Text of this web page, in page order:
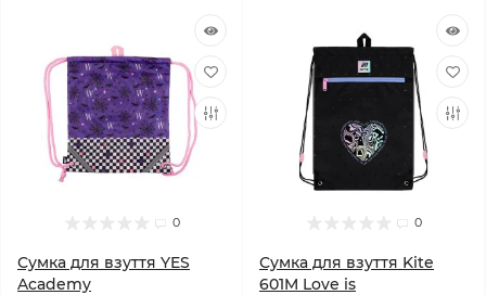
0
Сумка для взуття YES
Academy
0
Сумка для взуття Kite
601M Love is